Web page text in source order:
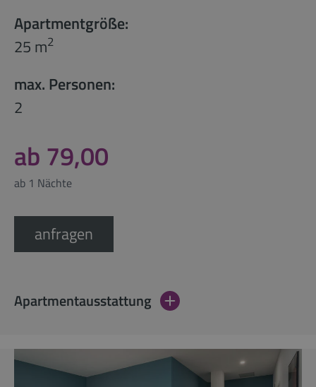
Apartmentgröße:
25 m2
max. Personen:
2
ab 79,00
ab 1 Nächte
anfragen
Apartmentausstattung